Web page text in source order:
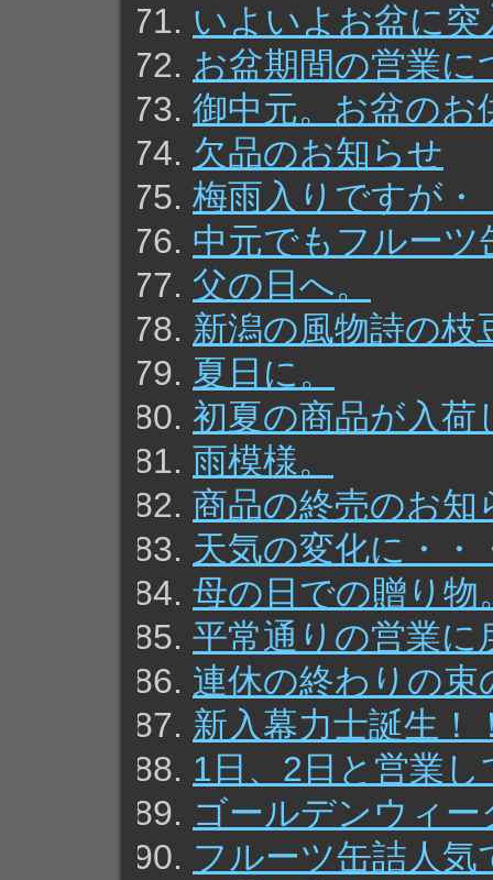
いよいよお盆に突
お盆期間の営業に
御中元。お盆のお
欠品のお知らせ
梅雨入りですが・
中元でもフルーツ
父の日へ。
新潟の風物詩の枝
夏日に。
初夏の商品が入荷
雨模様。
商品の終売のお知
天気の変化に・・
母の日での贈り物
平常通りの営業に
連休の終わりの束
新入幕力士誕生！
1日、2日と営業
ゴールデンウィ
フルーツ缶詰人気